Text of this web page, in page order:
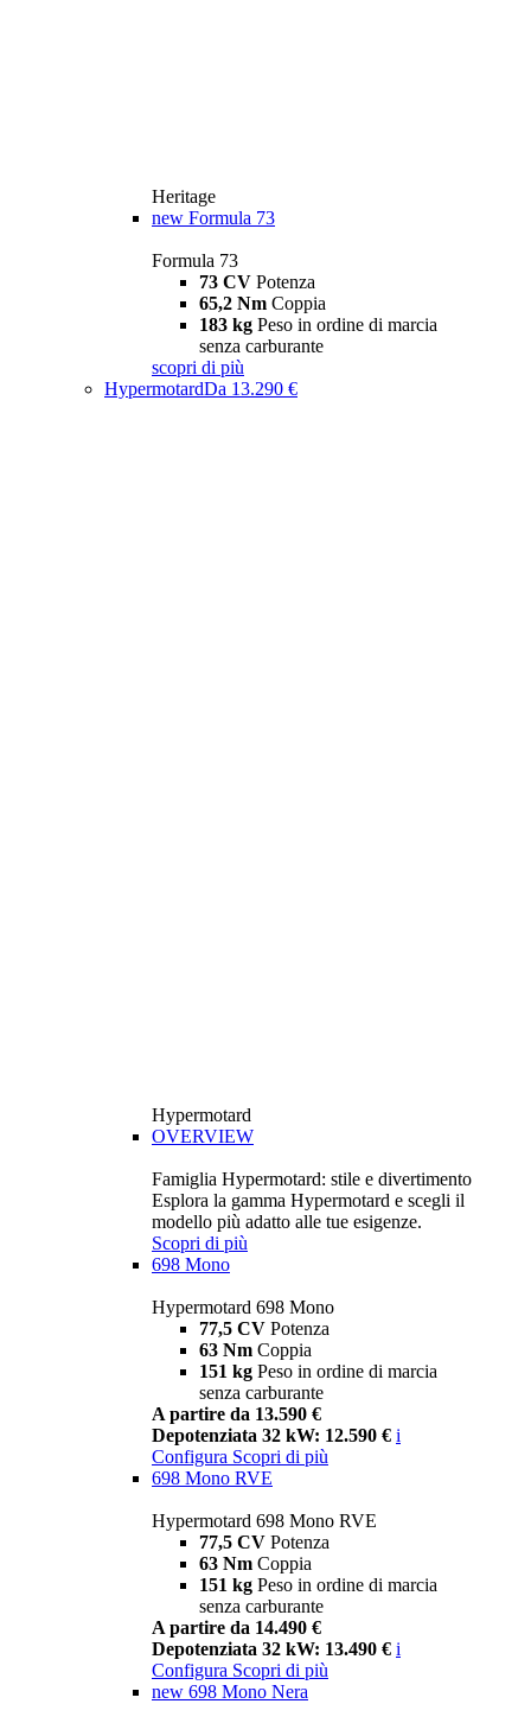
Heritage
new Formula 73
Formula 73
73 CV Potenza
65,2 Nm Coppia
183 kg Peso in ordine di marcia
senza carburante
scopri di più
HypermotardDa 13.290 €
Hypermotard
OVERVIEW
Famiglia Hypermotard: stile e divertimento
Esplora la gamma Hypermotard e scegli il
modello più adatto alle tue esigenze.
Scopri di più
698 Mono
Hypermotard 698 Mono
77,5 CV Potenza
63 Nm Coppia
151 kg Peso in ordine di marcia
senza carburante
A partire da 13.590 €
Depotenziata 32 kW: 12.590 € i
Configura Scopri di più
698 Mono RVE
Hypermotard 698 Mono RVE
77,5 CV Potenza
63 Nm Coppia
151 kg Peso in ordine di marcia
senza carburante
A partire da 14.490 €
Depotenziata 32 kW: 13.490 € i
Configura Scopri di più
new 698 Mono Nera